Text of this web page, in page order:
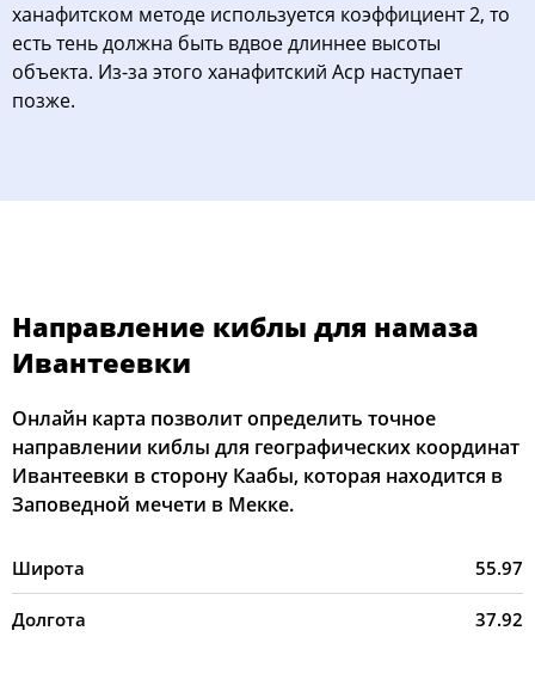
ханафитском методе используется коэффициент 2, то
есть тень должна быть вдвое длиннее высоты
объекта. Из-за этого ханафитский Аср наступает
позже.
Направление киблы для намаза
Ивантеевки
Онлайн карта позволит определить точное
направлении киблы для географических координат
Ивантеевки в сторону Каабы, которая находится в
Заповедной мечети в Мекке.
Широта 55.97
Долгота 37.92